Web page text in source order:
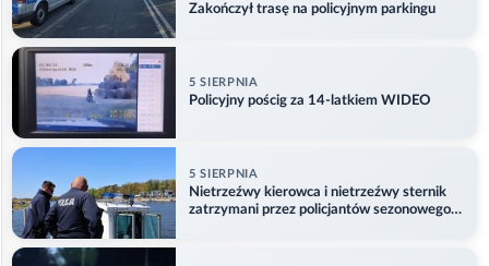
Zakończył trasę na policyjnym parkingu
5 SIERPNIA
Policyjny pościg za 14-latkiem WIDEO
5 SIERPNIA
Nietrzeźwy kierowca i nietrzeźwy sternik
zatrzymani przez policjantów sezonowego